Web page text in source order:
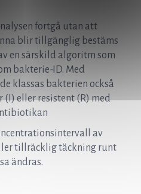
fortgå utan att
blir tillgänglig bestäms
en särskild algoritm som
bakterie-ID. Med
klassas bakterien också
(I) eller resistent (R) med
av
tillräcklig täckning runt
ändras.